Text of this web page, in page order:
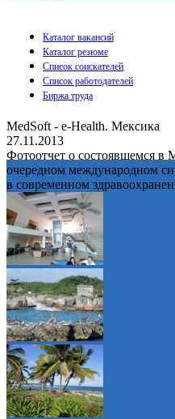
Каталог вакансий
Каталог резюме
Список соискателей
Список работодателей
Биржа труда
MedSoft - e-Health. Мексика
27.11.2013
Фотоотчет о состоявшемся в
очередном международном
в современном